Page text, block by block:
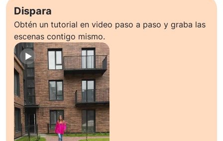
Dispara
Obtén un tutorial en video paso a paso y graba las
escenas contigo mismo.